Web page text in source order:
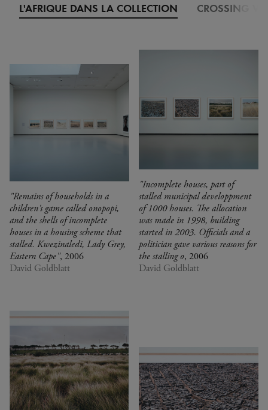
L'AFRIQUE DANS LA COLLECTION CROSSING
"Remains of households in a
children's game called onopopi,
and the shells of incomplete
houses in a housing scheme that
stalled. Kwezinaledi, Lady Grey,
Eastern Cape", 2006
David Goldblatt
"Incomplete houses, part of
stalled municipal developpment
of 1000 houses. The allocation
was made in 1998, building
started in 2003. Officials and a
politician gave various reasons for
the stalling o, 2006
David Goldblatt